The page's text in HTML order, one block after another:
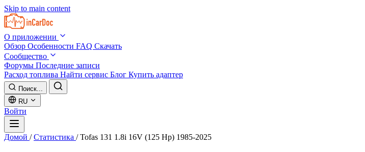
Skip to main content
О приложении
Обзор Особенности FAQ Скачать
Сообщество
Форумы Последние записи
Расход топлива Найти сервис Блог Купить адаптер
Поиск...
RU
Войти
Домой / Статистика / Tofas 131 1.8i 16V (125 Hp) 1985-2025